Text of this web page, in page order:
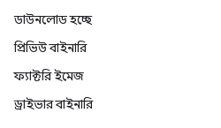
ডাউনলোড হচ্ছে
প্রিভিউ বাইনারি
ফ্যাক্টরি ইমেজ
ড্রাইভার বাইনারি